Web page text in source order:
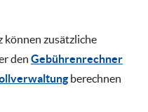
können zusätzliche
den Gebührenrechner
berechnen